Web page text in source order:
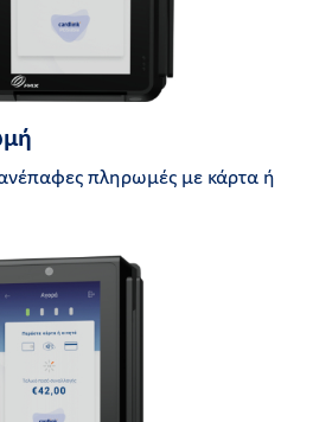
πληρωμές με κάρτα ή